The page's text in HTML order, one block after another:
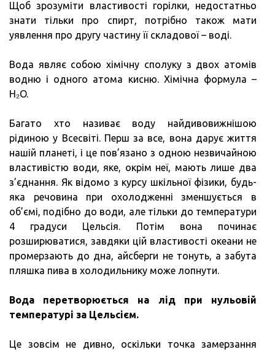
Щоб зрозуміти властивості горілки, недостатньо
знати тільки про спирт, потрібно також мати
уявлення про другу частину її складової – воді.
Вода являє собою хімічну сполуку з двох атомів
водню і одного атома кисню. Хімічна формула –
H₂O.
Багато хто називає воду найдивовижнішою
рідиною у Всесвіті. Перш за все, вона дарує життя
нашій планеті, і це пов’язано з одною незвичайною
властивістю води, яке, окрім неї, мають лише два
з’єднання. Як відомо з курсу шкільної фізики, будь-
яка речовина при охолодженні зменшується в
об’ємі, подібно до води, але тільки до температури
4 градуси Цельсія. Потім вона починає
розширюватися, завдяки цій властивості океани не
промерзають до дна, айсберги не тонуть, а забута
пляшка пива в холодильнику може лопнути.
Вода перетворюється на лід при нульовій
температурі за Цельсієм.
Це зовсім не дивно, оскільки точка замерзання